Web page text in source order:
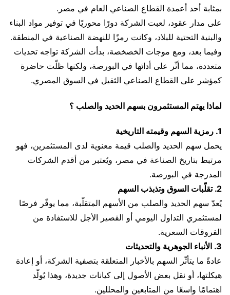
بمثابة أحد أعمدة القطاع الصناعي العام في مصر.
على مدار عقود، لعبت الشركة دورًا محوريًا في توفير مواد البناء
والبنية التحتية للبلاد، وكانت رمزًا للنهضة الصناعية في المنطقة.
وفيما بعد، ومع موجات الخصخصة، بدأت الشركة تواجه تحديات
متعددة، مما أثّر على أدائها في البورصة، ولكنها ظلّت حاضرة
كمؤشر على القطاع الصناعي الثقيل في السوق المصري.
لماذا يهتم المستثمرون بسهم الحديد والصلب ؟
1. رمزية السهم وقيمته التاريخية
يحمل سهم الحديد والصلب قيمة معنوية لدى المستثمرين، فهو
مرتبط بتاريخ الصناعة في مصر، ويُعتبر من أقدم الشركات
المدرجة في البورصة.
2. تقلّبات السوق وتذبذب السهم
يُعدّ سهم الحديد والصلب من الأسهم المتقلّبة، مما يوفّر فرصًا
لمستثمري التداول اليومي أو القصير الأجل للاستفادة من
الفروقات السعرية.
3. الأنباء الجوهرية والتحديثات
عادةً ما يتأثّر السهم بالأخبار المتعلقة بتصفية الشركة، أو إعادة
هيكلتها، أو نقل بعض الأصول إلى كيانات جديدة، وهذا يُولّد
اهتمامًا واسعًا من المتابعين والمحللين.